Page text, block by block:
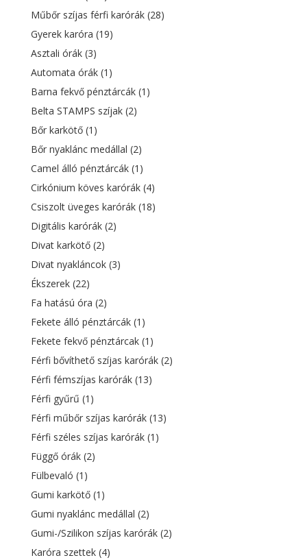
Műbőr szíjas férfi karórák (28)
Gyerek karóra (19)
Asztali órák (3)
Automata órák (1)
Barna fekvő pénztárcák (1)
Belta STAMPS szíjak (2)
Bőr karkötő (1)
Bőr nyaklánc medállal (2)
Camel álló pénztárcák (1)
Cirkónium köves karórák (4)
Csiszolt üveges karórák (18)
Digitális karórák (2)
Divat karkötő (2)
Divat nyakláncok (3)
Ékszerek (22)
Fa hatású óra (2)
Fekete álló pénztárcák (1)
Fekete fekvő pénztárcak (1)
Férfi bővíthető szíjas karórák (2)
Férfi fémszíjas karórák (13)
Férfi gyűrű (1)
Férfi műbőr szíjas karórák (13)
Férfi széles szíjas karórák (1)
Függő órák (2)
Fülbevaló (1)
Gumi karkötő (1)
Gumi nyaklánc medállal (2)
Gumi-/Szilikon szíjas karórák (2)
Karóra szettek (4)